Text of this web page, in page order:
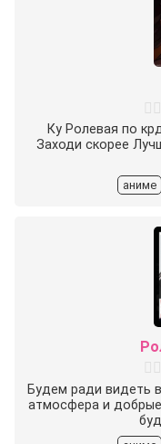
Ку Ролевая по
Заходи скорее
аниме
Будем ради видеть
атмосфера и